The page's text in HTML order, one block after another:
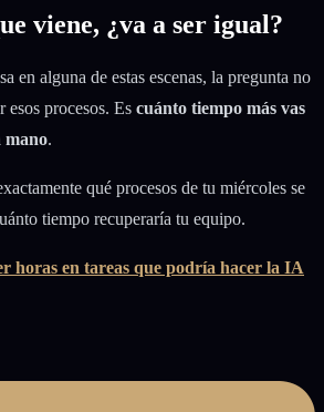
viene, ¿va a ser igual?
en alguna de estas escenas, la pregunta no
esos procesos. Es cuánto tiempo más vas
mano.
qué procesos de tu miércoles se
tiempo recuperaría tu equipo.
horas en tareas que podría hacer la IA